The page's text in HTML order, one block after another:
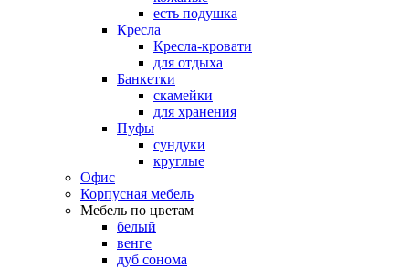
есть подушка
Кресла
Кресла-кровати
для отдыха
Банкетки
скамейки
для хранения
Пуфы
сундуки
круглые
Офис
Корпусная мебель
Мебель по цветам
белый
венге
дуб сонома